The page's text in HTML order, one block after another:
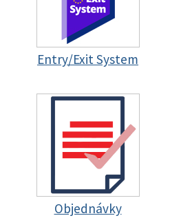
Entry/Exit System
Objednávky